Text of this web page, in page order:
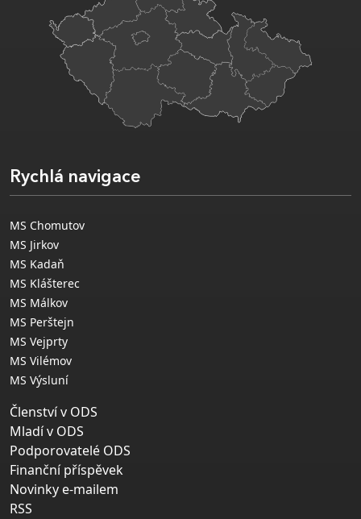
Rychlá navigace
MS Chomutov
MS Jirkov
MS Kadaň
MS Klášterec
MS Málkov
MS Perštejn
MS Vejprty
MS Vilémov
MS Výsluní
Členství v ODS
Mladí v ODS
Podporovatelé ODS
Finanční příspěvek
Novinky e-mailem
RSS